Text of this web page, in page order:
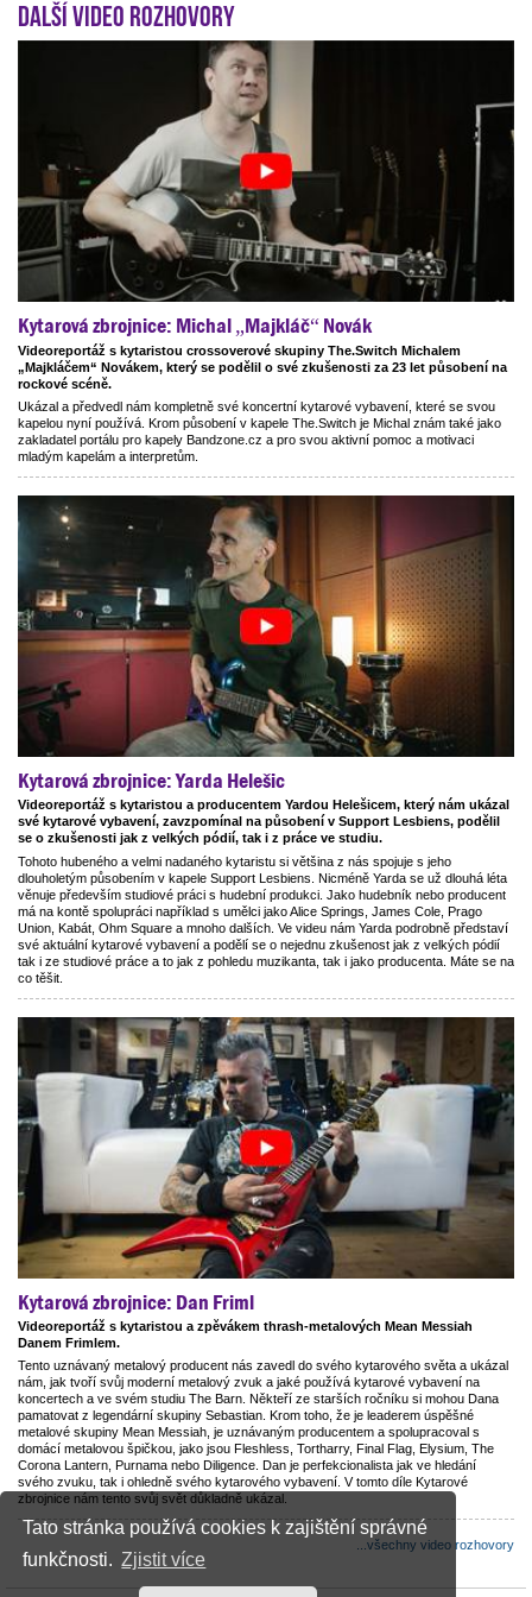
Tato stránka používá cookies k zajištění správné
funkčnosti. Zjistit více
Další video rozhovory
Kytarová zbrojnice: Michal „Majkláč“ Novák
Videoreportáž s kytaristou crossoverové skupiny The.Switch Michalem
„Majkláčem“ Novákem, který se podělil o své zkušenosti za 23 let působení na
rockové scéně.
Ukázal a předvedl nám kompletně své koncertní kytarové vybavení, které se svou
kapelou nyní používá. Krom působení v kapele The.Switch je Michal znám také jako
zakladatel portálu pro kapely Bandzone.cz a pro svou aktivní pomoc a motivaci
mladým kapelám a interpretům.
Kytarová zbrojnice: Yarda Helešic
Videoreportáž s kytaristou a producentem Yardou Helešicem, který nám ukázal
své kytarové vybavení, zavzpomínal na působení v Support Lesbiens, podělil
se o zkušenosti jak z velkých pódií, tak i z práce ve studiu.
Tohoto hubeného a velmi nadaného kytaristu si většina z nás spojuje s jeho
dlouholetým působením v kapele Support Lesbiens. Nicméně Yarda se už dlouhá léta
věnuje především studiové práci s hudební produkci. Jako hudebník nebo producent
má na kontě spolupráci například s umělci jako Alice Springs, James Cole, Prago
Union, Kabát, Ohm Square a mnoho dalších. Ve videu nám Yarda podrobně představí
své aktuální kytarové vybavení a podělí se o nejednu zkušenost jak z velkých pódií
tak i ze studiové práce a to jak z pohledu muzikanta, tak i jako producenta. Máte se na
co těšit.
Kytarová zbrojnice: Dan Friml
Videoreportáž s kytaristou a zpěvákem thrash-metalových Mean Messiah
Danem Frimlem.
Tento uznávaný metalový producent nás zavedl do svého kytarového světa a ukázal
nám, jak tvoří svůj moderní metalový zvuk a jaké používá kytarové vybavení na
koncertech a ve svém studiu The Barn. Někteří ze starších ročníku si mohou Dana
pamatovat z legendární skupiny Sebastian. Krom toho, že je leaderem úspěšné
metalové skupiny Mean Messiah, je uznávaným producentem a spolupracoval s
domácí metalovou špičkou, jako jsou Fleshless, Tortharry, Final Flag, Elysium, The
Corona Lantern, Purnama nebo Diligence. Dan je perfekcionalista jak ve hledání
svého zvuku, tak i ohledně svého kytarového vybavení. V tomto díle Kytarové
zbrojnice nám tento svůj svět důkladně ukázal.
...všechny video rozhovory